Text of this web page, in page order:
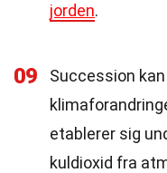
jorden.
09
Succession
etablerer sig
kuldioxid fra